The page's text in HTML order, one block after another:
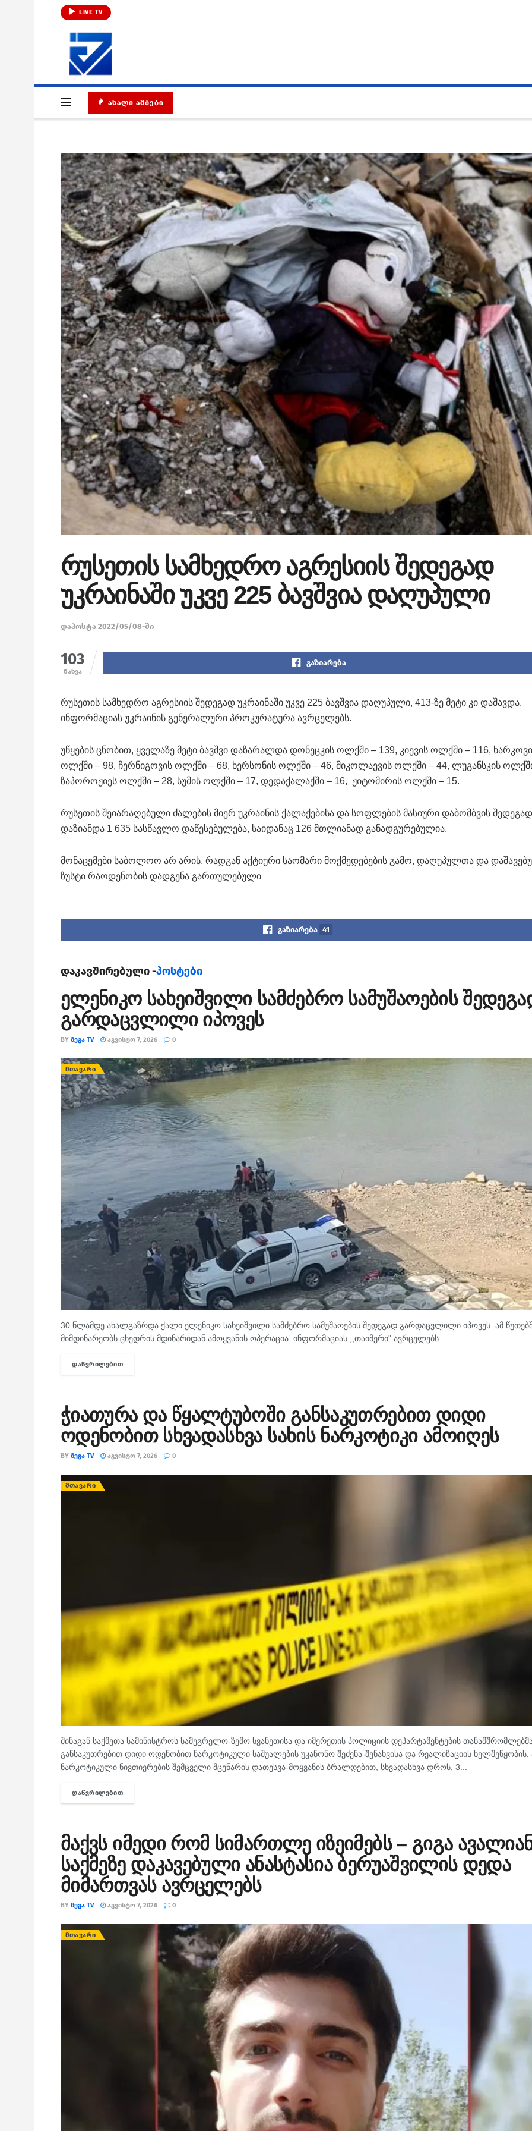
LIVE TV
ᲐᲮᲐᲚᲘ ᲐᲛᲑᲔᲑᲘ
რუსეთის სამხედრო აგრესიის შედეგად
უკრაინაში უკვე 225 ბავშვია დაღუპული
დაპოსტა 2022/05/08-ში
103
ნახვა
გაზიარება
რუსეთის სამხედრო აგრესიის შედეგად უკრაინაში უკვე 225 ბავშვია დაღუპული, 413-ზე მეტი კი დაშავდა.
ინფორმაციას უკრაინის გენერალური პროკურატურა ავრცელებს.
უწყების ცნობით, ყველაზე მეტი ბავშვი დაზარალდა დონეცკის ოლქში – 139, კიევის ოლქში – 116,
ოლქში – 98, ჩერნიგოვის ოლქში – 68, ხერსონის ოლქში – 46, მიკოლაევის ოლქში – 44, ლუგანსკის
ზაპოროჟიეს ოლქში – 28, სუმის ოლქში – 17, დედაქალაქში – 16, ჟიტომირის ოლქში – 15.
რუსეთის შეიარაღებული ძალების მიერ უკრაინის ქალაქებისა და სოფლების მასიური დაბომბვის შედეგად
დაზიანდა 1 635 სასწავლო დაწესებულება, საიდანაც 126 მთლიანად განადგურებულია.
მონაცემები საბოლოო არ არის, რადგან აქტიური საომარი მოქმედებების გამო, დაღუპულთა და
ზუსტი რაოდენობის დადგენა გართულებული
გაზიარება 41
დაკავშირებული -პოსტები
ელენიკო სახეიშვილი სამძებრო სამუშაოების
გარდაცვლილი იპოვეს
BY ᲛᲔᲒᲐ TV ᲐᲒᲕᲘᲡᲢᲝ 7, 2026 0
ᲛᲗᲐᲕᲐᲠᲘ
30 წლამდე ახალგაზრდა ქალი ელენიკო სახეიშვილი სამძებრო სამუშაოების შედეგად გარდაცვლილი იპოვეს. ამ
მიმდინარეობს ცხედრის მდინარიდან ამოყვანის ოპერაცია. ინფორმაციას ,,თაიმერი" ავრცელებს.
ᲓᲐᲬᲕᲠᲘᲚᲔᲑᲘᲗ
ჭიათურა და წყალტუბოში განსაკუთრებით დიდი
ოდენობით სხვადასხვა სახის ნარკოტიკი ამოიღეს
BY ᲛᲔᲒᲐ TV ᲐᲒᲕᲘᲡᲢᲝ 7, 2026 0
ᲛᲗᲐᲕᲐᲠᲘ
შინაგან საქმეთა სამინისტროს სამეგრელო-ზემო სვანეთისა და იმერეთის პოლიციის დეპარტამენტების
განსაკუთრებით დიდი ოდენობით ნარკოტიკული საშუალების უკანონო შეძენა-შენახვისა და რეალიზაციის ხელშეწყობის,
ნარკოტიკული ნივთიერების შემცველი მცენარის დათესვა-მოყვანის ბრალდებით, სხვადასხვა დროს, 3...
ᲓᲐᲬᲕᲠᲘᲚᲔᲑᲘᲗ
მაქვს იმედი რომ სიმართლე იზეიმებს – გიგა
საქმეზე დაკავებული ანასტასია ბერუაშვილის დედა
მიმართვას ავრცელებს
BY ᲛᲔᲒᲐ TV ᲐᲒᲕᲘᲡᲢᲝ 7, 2026 0
ᲛᲗᲐᲕᲐᲠᲘ